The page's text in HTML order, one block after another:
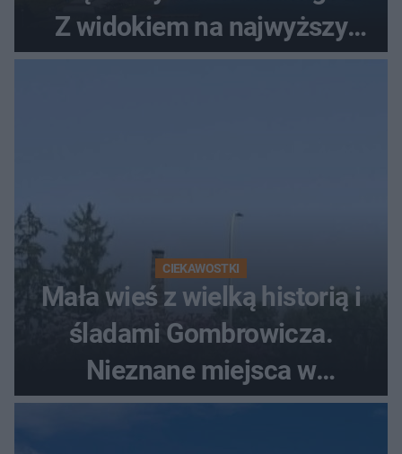
Z widokiem na najwyższy
szczyt Gór Świętokrzyskich
CIEKAWOSTKI
Mała wieś z wielką historią i
śladami Gombrowicza.
Nieznane miejsca w
Świętokrzyskiem